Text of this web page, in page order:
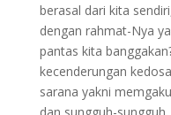
berasal dari kita
dengan rahmat-Nya
pantas kita
kecenderungan
sarana yakni